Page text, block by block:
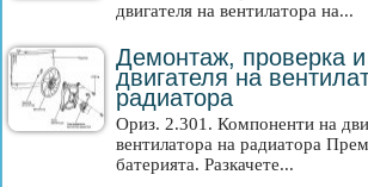
двигателя на вентилатора на...
Демонтаж, проверка
двигателя на
радиатора
Ориз. 2.301. Компоненти на
вентилатора на радиатора
батерията. Разкачете...